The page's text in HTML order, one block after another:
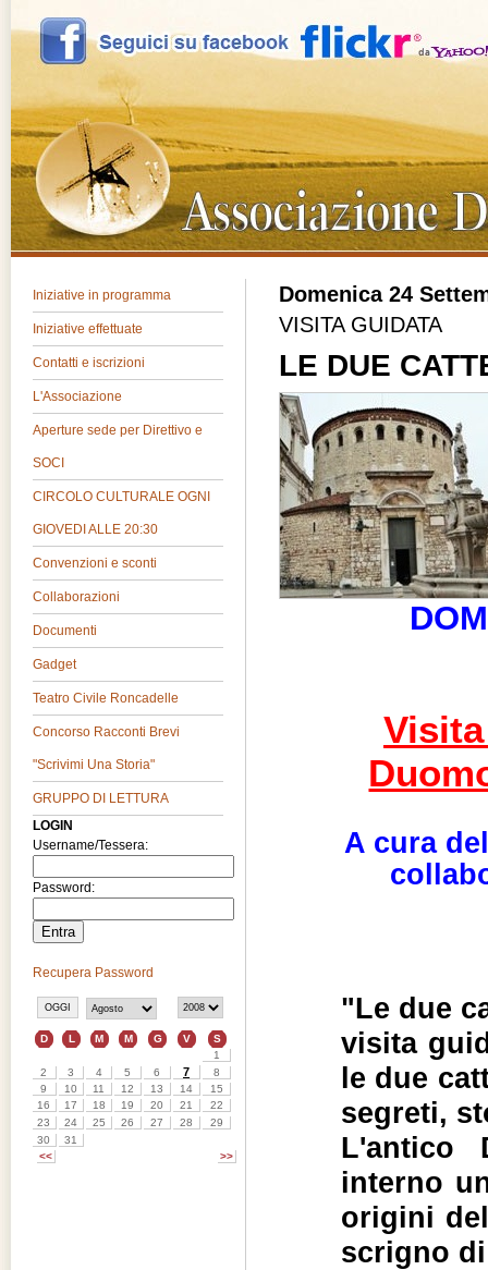
Iniziative in programma
Iniziative effettuate
Contatti e iscrizioni
L'Associazione
Aperture sede per Direttivo e
SOCI
CIRCOLO CULTURALE OGNI
GIOVEDI ALLE 20:30
Convenzioni e sconti
Collaborazioni
Documenti
Gadget
Teatro Civile Roncadelle
Concorso Racconti Brevi
"Scrivimi Una Storia"
GRUPPO DI LETTURA
LOGIN
Username/Tessera:
Password:
Recupera Password
Domenica 24
VISITA GUIDATA
LE DUE
A cura
"Le due
visita
le due
segreti,
L'antico
interno
origini
scrigno